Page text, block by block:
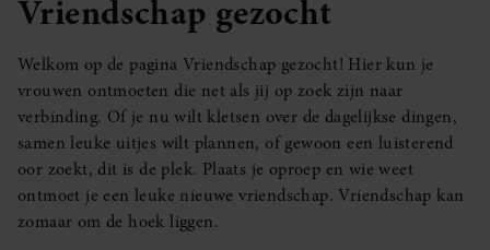
Vriendschap gezocht
Welkom op de pagina Vriendschap gezocht! Hier kun je
vrouwen ontmoeten die net als jij op zoek zijn naar
verbinding. Of je nu wilt kletsen over de dagelijkse dingen,
samen leuke uitjes wilt plannen, of gewoon een luisterend
oor zoekt, dit is de plek. Plaats je oproep en wie weet
ontmoet je een leuke nieuwe vriendschap. Vriendschap kan
zomaar om de hoek liggen.